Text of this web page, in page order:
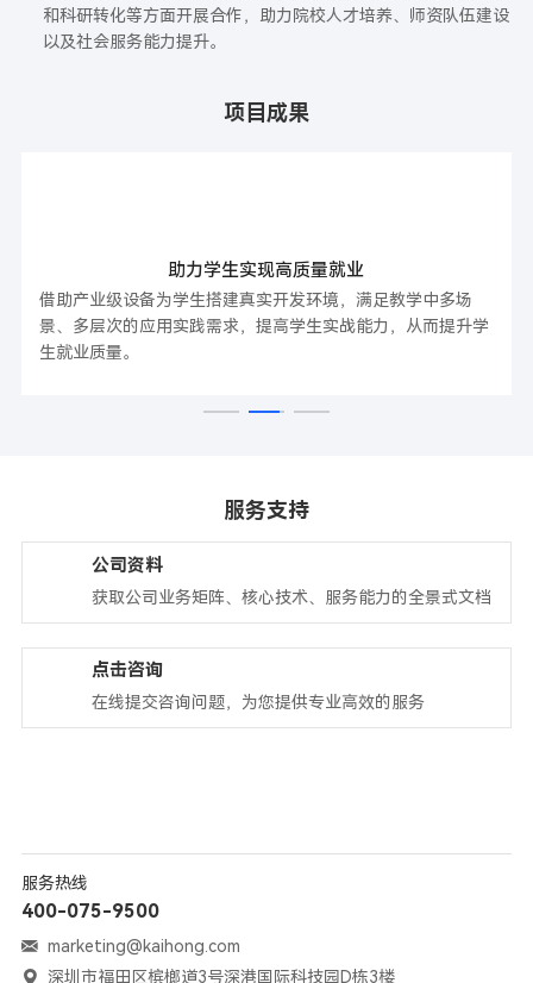
和科研转化等方面开展合作，助力院校人才培养、师资队伍建设
以及社会服务能力提升。
项目成果
助力学生实现高质量就业
借助产业级设备为学生搭建真实开发环境，满足教学中多场
景、多层次的应用实践需求，提高学生实战能力，从而提升学
生就业质量。
服务支持
公司资料
获取公司业务矩阵、核心技术、服务能力的全景式文档
点击咨询
在线提交咨询问题，为您提供专业高效的服务
服务热线
400-075-9500
marketing@kaihong.com
深圳市福田区槟榔道3号深港国际科技园D栋3楼